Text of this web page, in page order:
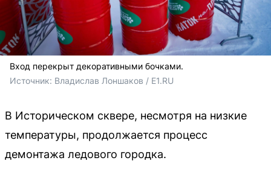
Вход перекрыт декоративными бочками.
Источник: Владислав Лоншаков / E1.RU
В Историческом сквере, несмотря на низкие
температуры, продолжается процесс
демонтажа ледового городка.